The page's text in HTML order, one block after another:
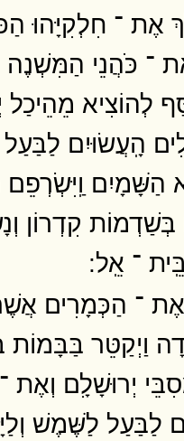
אֶת ־ חִלְקִיָּהוּ
־ כֹּהֲנֵי הַמִּשְׁנֶה
לְהוֹצִיא מֵהֵיכַל
הָֽעֲשׂוּיִם
הַשָּׁמָיִם וַֽיִּשְׂרְפֵם
בְּשַׁדְמוֹת קִדְרוֹן
־ אֵֽל ׃
־ הַכְּמָרִים
וַיְקַטֵּר בַּבָּמוֹת
יְרוּשָׁלִָם וְאֶת ־
לַבַּעַל לַשֶּׁמֶשׁ